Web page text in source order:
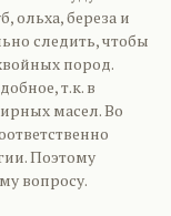
ольха, береза и
следить, чтобы
пород.
т.к. в
масел. Во
Поэтому
вопросу.